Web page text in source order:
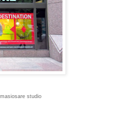
studio